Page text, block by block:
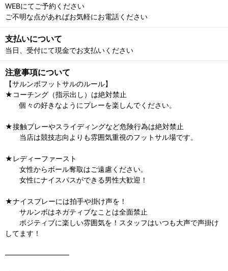
WEBにてご予約ください
ご不明な点があればお気軽にお電話ください
支払いについて
当日、受付にて現金でお支払いください
注意事項について
【サルンボフットサルのルール】
★コーチング（指示出し）は絶対禁止
個々の好きなようにプレーを楽しんでください。
★接触プレーやスライディングなど危険行為は絶対禁止
当店は競技志向よりも雰囲気重視のフットサル場です。
★レディーファースト
女性からボール奪取はご遠慮ください。
女性にナイスパスができる男性大歓迎！
★ナイスプレーには拍手や掛け声を！
サルンボはネガティブなことは全面禁止
ポジティブに楽しい雰囲気を！スタッフはいつも大声で声掛け
してます！
—————————